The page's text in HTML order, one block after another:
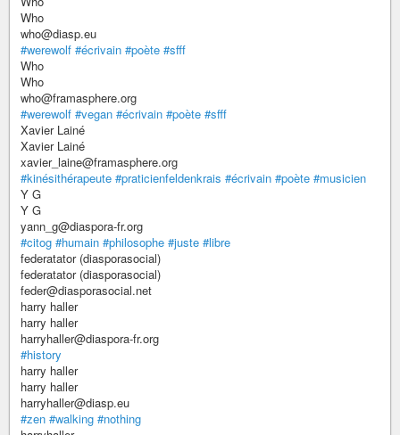
Who
who@diasp.eu
#werewolf #écrivain #poète #sfff
Who
Who
who@framasphere.org
#werewolf #vegan #écrivain #poète #sfff
Xavier Lainé
Xavier Lainé
xavier_laine@framasphere.org
#kinésithérapeute #praticienfeldenkrais #écrivain #poète #musicien
Y G
Y G
yann_g@diaspora-fr.org
#citog #humain #philosophe #juste #libre
federatator (diasporasocial)
federatator (diasporasocial)
feder@diasporasocial.net
harry haller
harry haller
harryhaller@diaspora-fr.org
#history
harry haller
harry haller
harryhaller@diasp.eu
#zen #walking #nothing